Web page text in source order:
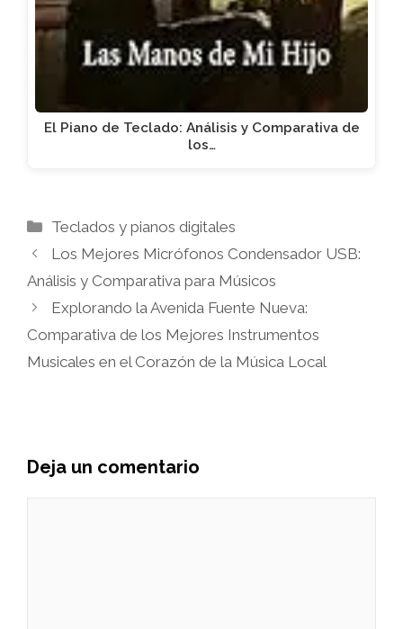
El Piano de Teclado: Análisis y Comparativa de
los…
Categorías
Teclados y pianos digitales
Los Mejores Micrófonos Condensador USB:
Análisis y Comparativa para Músicos
Explorando la Avenida Fuente Nueva:
Comparativa de los Mejores Instrumentos
Musicales en el Corazón de la Música Local
Deja un comentario